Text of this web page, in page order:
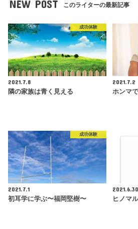
NEW POST このライターの最新記事
成功体験
2021.7.8
隣の家族は青く見える
2021.7.2
ホンマ
成功体験
2021.7.1
初耳学に学ぶ〜福岡堅樹〜
2021.6.30
ヒノマ